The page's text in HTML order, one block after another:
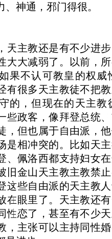
、神通，邪门得很。
天主教还是有不少进
大大减弱了。以前，
果不认可教皇的权威
有很多天主教徒不把
的，但现在的天主教
些政客，像拜登总统
，但也属于自由派，
是相冲突的。比如天
、佩洛西都支持妇女
旧金山天主教主教禁
这些自由派的天主教
在眼里了。天主教还
性恋了，甚至有不少
，主张可以主持同性